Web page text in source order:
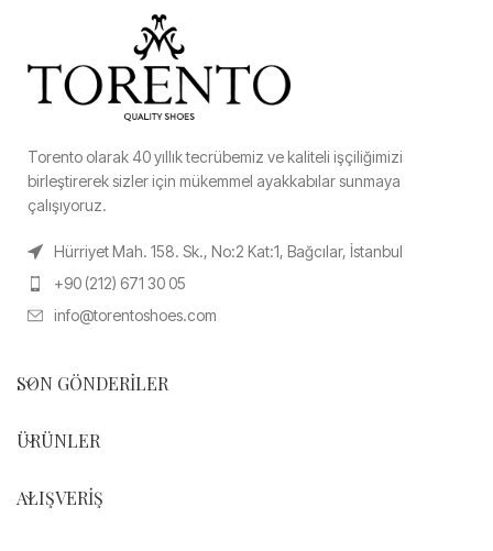
Torento olarak 40 yıllık tecrübemiz ve kaliteli işçiliğimizi
birleştirerek sizler için mükemmel ayakkabılar sunmaya
çalışıyoruz.
Hürriyet Mah. 158. Sk., No:2 Kat:1, Bağcılar, İstanbul
+90 (212) 671 30 05
info@torentoshoes.com
SON GÖNDERILER
ÜRÜNLER
ALIŞVERIŞ